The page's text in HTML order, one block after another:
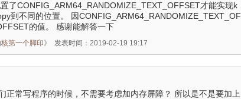
了CONFIG_ARM64_RANDOMIZE_TEXT_OFFSET才能实现k
到不同的位置。 因CONFIG_ARM64_RANDOMIZE_TEXT_OF
的值。 感谢能解答一下
第一个脚印》 发表时间：2019-02-19 19:17
正常写程序的时候，不需要考虑加内存屏障？ 所以是不是要加上